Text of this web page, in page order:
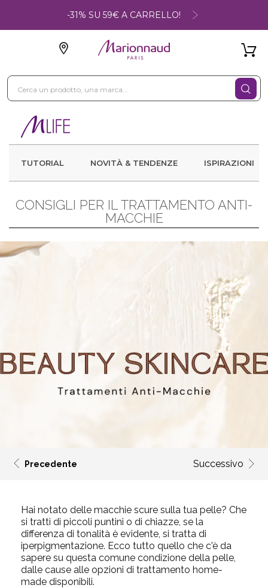
-31% SU 59€ A CARRELLO!
TUTORIAL NOVITÀ & TENDENZE ISPIRAZIONI
CONSIGLI PER IL TRATTAMENTO ANTI-
MACCHIE
Precedente Successivo
Hai notato delle macchie scure sulla tua pelle? Che
si tratti di piccoli puntini o di chiazze, se la
differenza di tonalità è evidente, si tratta di
iperpigmentazione. Ecco tutto quello che c'è da
sapere su questa comune condizione della pelle,
dalle cause alle opzioni di trattamento home-
made disponibili.